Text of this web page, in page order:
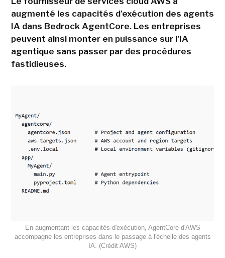
augmenté les capacités d'exécution des agents
IA dans Bedrock AgentCore. Les entreprises
peuvent ainsi monter en puissance sur l'IA
agentique sans passer par des procédures
fastidieuses.
En augmentant les capacités d'exécution, AgentCore d'AWS
accompagne les entreprises dans le passage à l'échelle des agents
IA. (Crédit AWS)